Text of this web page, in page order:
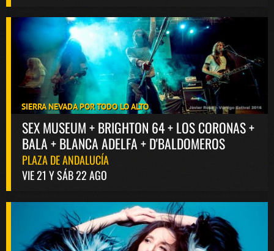
SIERRA NEVADA POR TODO LO ALTO
SEX MUSEUM + BRIGHTON 64 + LOS CORONAS +
BALA + BLANCA ADELFA + D'BALDOMEROS
PLAZA DE ANDALUCÍA
VIE 21 Y SÁB 22 AGO